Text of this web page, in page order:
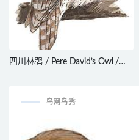
四川林鸮 / Pere David’s Owl /
鸟网鸟秀